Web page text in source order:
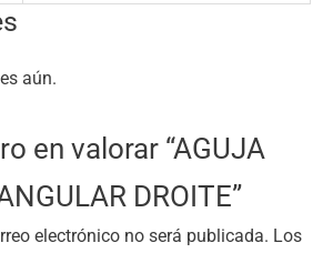
aún.
en valorar “AGUJA
DROITE”
electrónico no será publicada. Los